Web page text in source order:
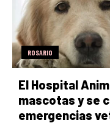
ROSARIO
El Hospital
mascotas y se
emergencias